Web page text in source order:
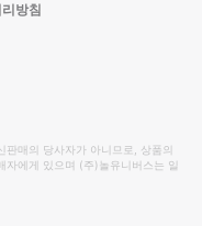
방침
판매의 당사자가 아니므로, 상품의
자에게 있으며 (주)놀유니버스는 일